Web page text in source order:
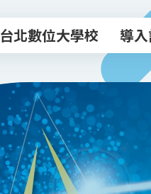
台北數位大學校
主題課程
數位創新工作坊
導
導
中小企業
實體店家
跨境驗證